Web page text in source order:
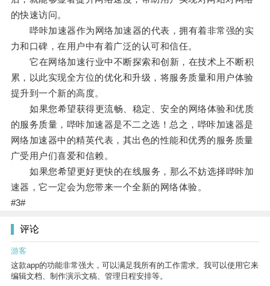
的快速访问。
哔咔加速器作为网络加速器的代表，拥有着非常强的实
力和口碑，在用户中有着广泛的认可和信任。
它在网络加速行业中不断探索和创新，在技术上不断积
累，以此实现全方位的优化和升级，将服务质量和用户体验
提升到一个新的高度。
如果您希望获得更流畅、稳定、安全的网络体验和优质
的服务质量，哔咔加速器是不二之选！总之，哔咔加速器是
网络加速器中的精英代表，其出色的性能和优秀的服务质量
广受用户们喜爱和信赖。
如果您希望更好更快的在线服务，那么不妨选择哔咔加
速器，它一定会为您带来一个全新的网络体验。
#3#
评论
游客
这款app的功能非常强大，可以满足我所有的工作需求。我可以使用它来
编辑文档、制作演示文稿、管理日程安排等。